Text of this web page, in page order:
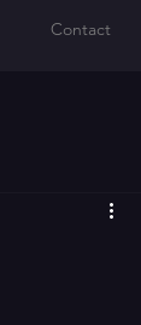
Contact